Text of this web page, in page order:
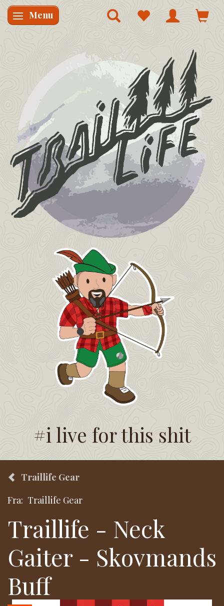
Skifte navigation
Menu
#i live for this shit
Traillife Gear
Fra: Traillife Gear
Traillife - Neck
Gaiter - Skovmands
Buff